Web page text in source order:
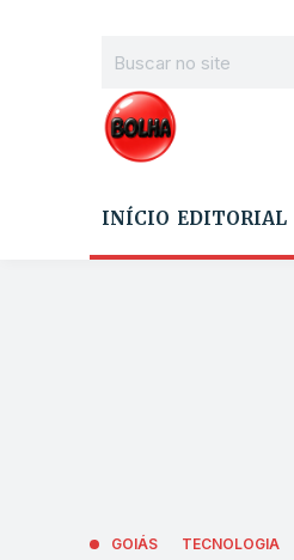
INÍCIO EDITORIAL
GOIÁS TECNOLOGIA